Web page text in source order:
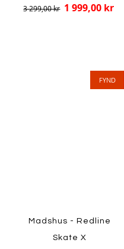
3 299,00 kr 1 999,00 kr
FYND
Madshus - Redline
Skate X